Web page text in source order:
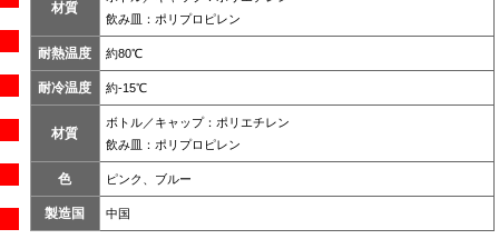
材質
飲み皿：ポリプロピレン
耐熱温度 約80℃
耐冷温度 約-15℃
材質
ボトル／キャップ：ポリエチレン
飲み皿：ポリプロピレン
色 ピンク、ブルー
製造国 中国